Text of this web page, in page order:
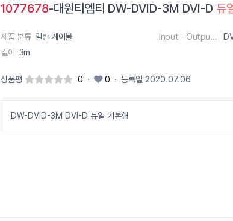
1077678-대원티엠티 DW-DVID-3M DVI-D 듀
제품 분류 일반 케이블 Input - Output 단자
길이 3m
상품평 0 · 0 · 등록일 2020.07.06
DW-DVID-3M DVI-D 듀얼 기본형